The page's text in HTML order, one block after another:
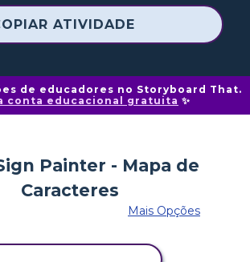
ATIVIDADE
de educadores no Storyboard That.
conta educacional gratuita ✨
Mais Opções